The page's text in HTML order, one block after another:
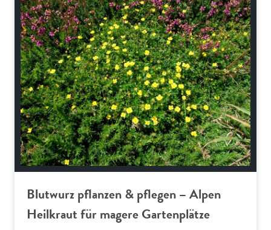
Alpenflora
Blutwurz pflanzen & pflegen – Alpen
Heilkraut für magere Gartenplätze